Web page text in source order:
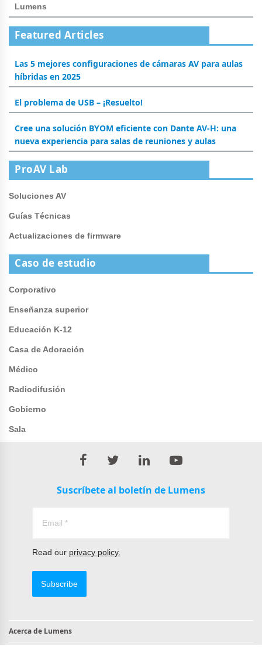
Lumens
Featured Articles
Las 5 mejores configuraciones de cámaras AV para aulas
híbridas en 2025
El problema de USB – ¡Resuelto!
Cree una solución BYOM eficiente con Dante AV-H: una
nueva experiencia para salas de reuniones y aulas
ProAV Lab
Soluciones AV
Guías Técnicas
Actualizaciones de firmware
Caso de estudio
Corporativo
Enseñanza superior
Educación K-12
Casa de Adoración
Médico
Radiodifusión
Gobierno
Sala
Suscríbete al boletín de Lumens
Read our privacy policy.
Subscribe
Acerca de Lumens